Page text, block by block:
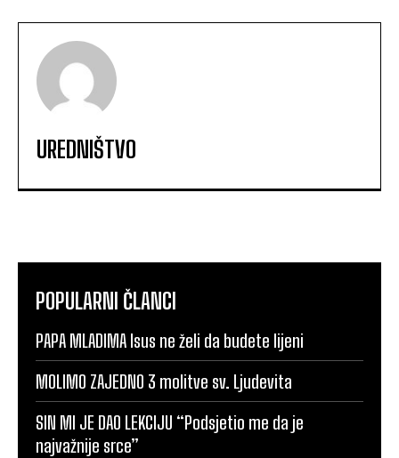
UREDNIŠTVO
POPULARNI ČLANCI
PAPA MLADIMA Isus ne želi da budete lijeni
MOLIMO ZAJEDNO 3 molitve sv. Ljudevita
SIN MI JE DAO LEKCIJU “Podsjetio me da je
najvažnije srce”